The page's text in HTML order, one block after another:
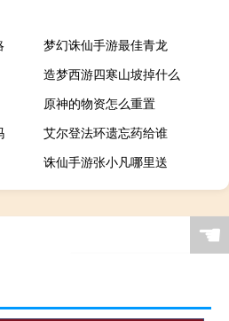
梦幻诛仙手游最佳青龙
造梦西游四寒山坡掉什么
原神的物资怎么重置
艾尔登法环遗忘药给谁
诛仙手游张小凡哪里送
☚